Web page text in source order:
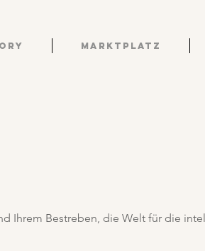
Marktplatz
Ihrem Bestreben, die Welt für die